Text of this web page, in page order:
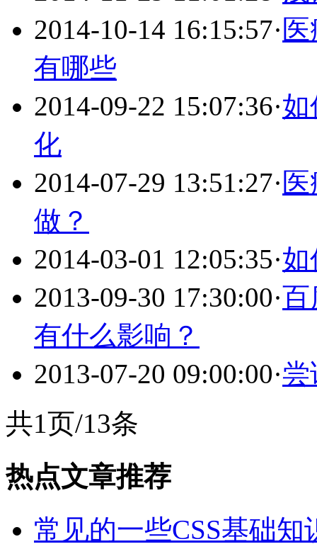
2014-10-14 16:15:57·
有哪些
2014-09-22 15:07:36·如
化
2014-07-29 13:51:27·
做？
2014-03-01 12:05:35·如
2013-09-30 17:30:00·百
有什么影响？
2013-07-20 09:00:00·尝
共1页/13条
热点文章推荐
常见的一些CSS基础知